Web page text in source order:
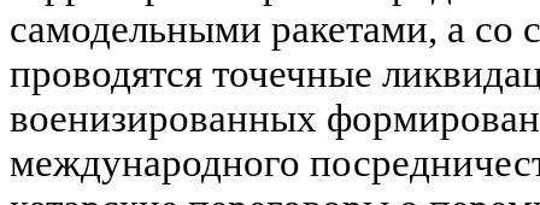
самодельными ракетами, а со
проводятся точечные
военизированных
международного